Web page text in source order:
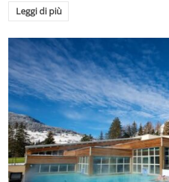
Leggi di più